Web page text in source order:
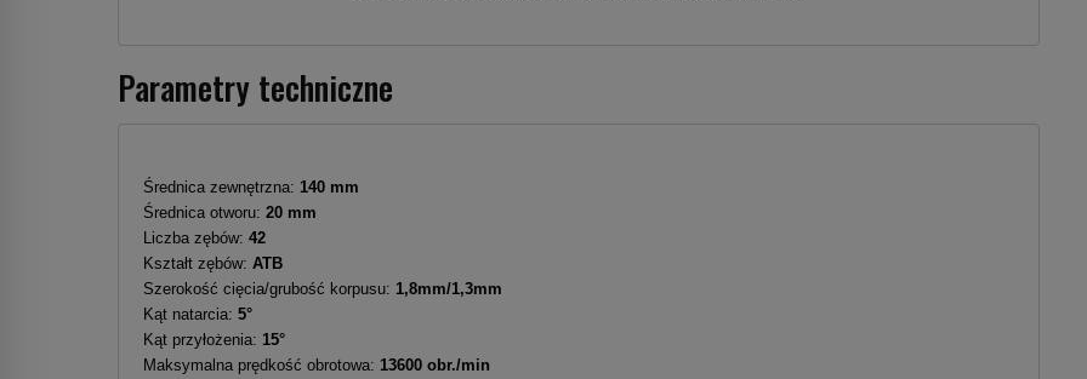
Parametry techniczne
Średnica zewnętrzna: 140 mm
Średnica otworu: 20 mm
Liczba zębów: 42
Kształt zębów: ATB
Szerokość cięcia/grubość korpusu: 1,8mm/1,3mm
Kąt natarcia: 5°
Kąt przyłożenia: 15°
Maksymalna prędkość obrotowa: 13600 obr./min